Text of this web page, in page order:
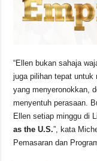
“Ellen bukan sahaja
juga pilihan tepat untuk
yang menyeronokkan,
menyentuh perasaan.
Ellen setiap minggu di
as the U.S.”, kata
Pemasaran dan